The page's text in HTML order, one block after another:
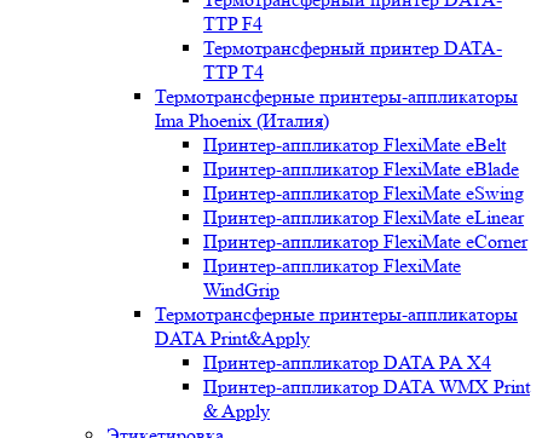
TTP F4
Термотрансферный принтер DATA-
TTP T4
Термотрансферные принтеры-аппликаторы
Ima Phoenix (Италия)
Принтер-аппликатор FlexiMate eBelt
Принтер-аппликатор FlexiMate eBlade
Принтер-аппликатор FlexiMate eSwing
Принтер-аппликатор FlexiMate eLinear
Принтер-аппликатор FlexiMate eCorner
Принтер-аппликатор FlexiMate
WindGrip
Термотрансферные принтеры-аппликаторы
DATA Print&Apply
Принтер-аппликатор DATA PA Х4
Принтер-аппликатор DATA WMX Print
& Apply